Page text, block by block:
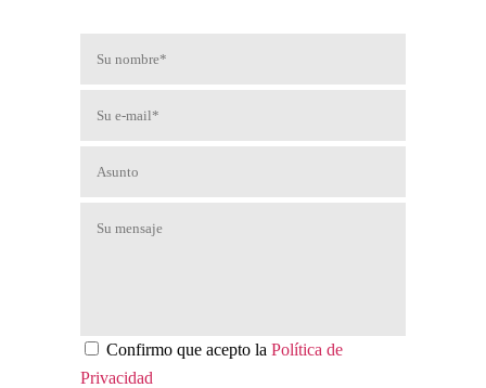
Confirmo que acepto la Política de
Privacidad